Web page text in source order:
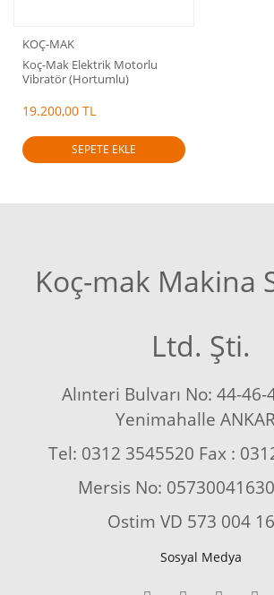
KOÇ-MAK
Koç-Mak Elektrik Motorlu
Vibratör (Hortumlu)
19.200,00 TL
SEPETE EKLE
Koç-mak Makina
Ltd. Şti.
Alınteri Bulvarı No: 44-
Yenimahalle
Tel: 0312 3545520 Fax :
Mersis No:
Ostim VD 573 004
Sosyal Medya